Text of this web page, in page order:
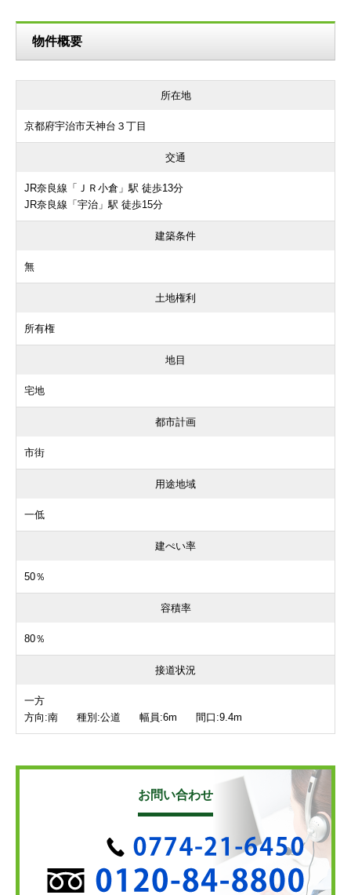
物件概要
所在地
京都府宇治市天神台３丁目
交通
JR奈良線「ＪＲ小倉」駅 徒歩13分
JR奈良線「宇治」駅 徒歩15分
建築条件
無
土地権利
所有権
地目
宅地
都市計画
市街
用途地域
一低
建ぺい率
50％
容積率
80％
接道状況
一方
方向:南 種別:公道 幅員:6m 間口:9.4m
お問い合わせ